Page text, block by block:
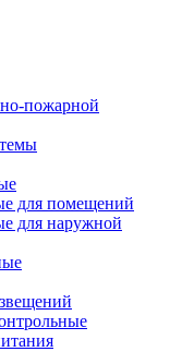
пожарной
для помещений
для наружной